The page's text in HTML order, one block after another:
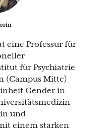
eine Professur für
für Psychiatrie
(Campus Mitte)
Gender in
und
einem starken